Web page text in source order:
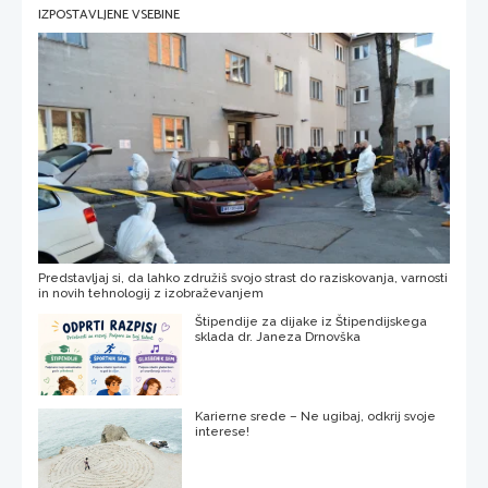
IZPOSTAVLJENE VSEBINE
Predstavljaj si, da lahko združiš svojo strast do raziskovanja, varnosti
in novih tehnologij z izobraževanjem
Štipendije za dijake iz Štipendijskega
sklada dr. Janeza Drnovška
Karierne srede – Ne ugibaj, odkrij svoje
interese!